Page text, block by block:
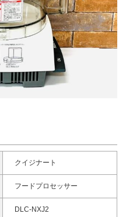
クイジナート
フードプロセッサー
DLC-NXJ2